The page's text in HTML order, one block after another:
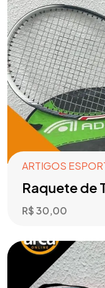
ARTIGOS
Raquete de
R$30,00